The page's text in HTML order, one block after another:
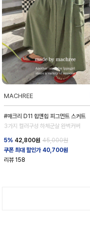
MACHREE
#매크리 D11 힙앤힙 피그먼트 스커트
3가지 컬러구성 하체군살 완벽커버
5% 42,800원 45,000원
쿠폰 최대 할인가 40,700원
리뷰 158